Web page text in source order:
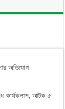
অভিযোগ
কার্যকলাপ, আটক ৫